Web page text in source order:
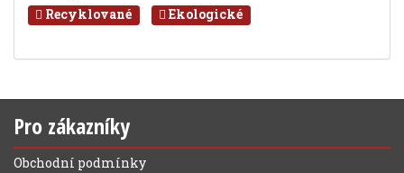
Recyklované Ekologické
Pro zákazníky
Obchodní podmínky